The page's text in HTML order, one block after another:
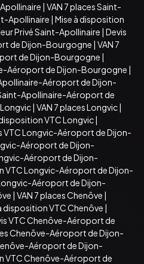
| VAN 7 places Saint-
Apollinaire | Mise à disposition
Privé Saint-Apollinaire | Devis
de Dijon-Bourgogne | VAN 7
de Dijon-Bourgogne |
Aéroport de Dijon-Bourgogne |
Aéroport de Dijon-
Apollinaire-Aéroport de
| VAN 7 places Longvic|
VTC Longvic|
VTC Longvic-Aéroport de Dijon-
Aéroport de Dijon-
Aéroport de Dijon-
VTC Longvic-Aéroport de Dijon-
Aéroport de Dijon-
| VAN 7 places Chenôve |
disposition VTC Chenôve |
VTC Chenôve-Aéroport de
Chenôve-Aéroport de Dijon-
Aéroport de Dijon-
VTC Chenôve-Aéroport de